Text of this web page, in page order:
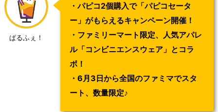
ぱるふぇ！
・パピコ2個購入で「パピコセータ
ー」がもらえるキャンペーン開催！
・ファミリーマート限定、人気アパレ
ル「コンビニエンスウェア」とコラ
ボ！
・6月3日から全国のファミマでスタ
ート、数量限定♪